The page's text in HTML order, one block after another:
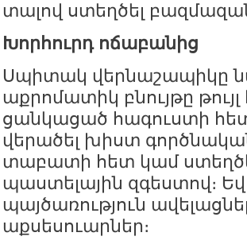
տալով ստեղծել
Խորհուրդ ոճաբանից
Սպիտակ վերնաշապիկը
աքրոմատիկ բնույթը
ցանկացած հագուստի
վերածել խիստ
տաբատի հետ կամ
պաստելային զգեստով։
պայծառություն
աքսեսուարներ։